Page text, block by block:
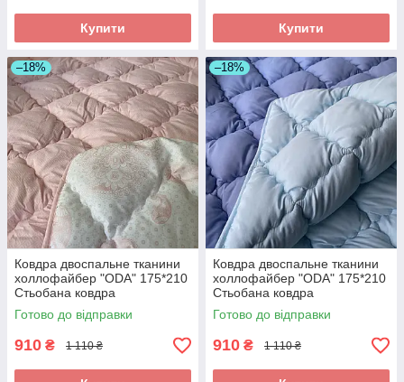
Купити Купити
–18%
Ковдра двоспальне тканини
холлофайбер "ODA" 175*210
Стьобана ковдра
Готово до відправки
910 ₴ 1 110 ₴
–18%
Ковдра двоспальне тканини
холлофайбер "ODA" 175*210
Стьобана ковдра
Готово до відправки
910 ₴ 1 110 ₴